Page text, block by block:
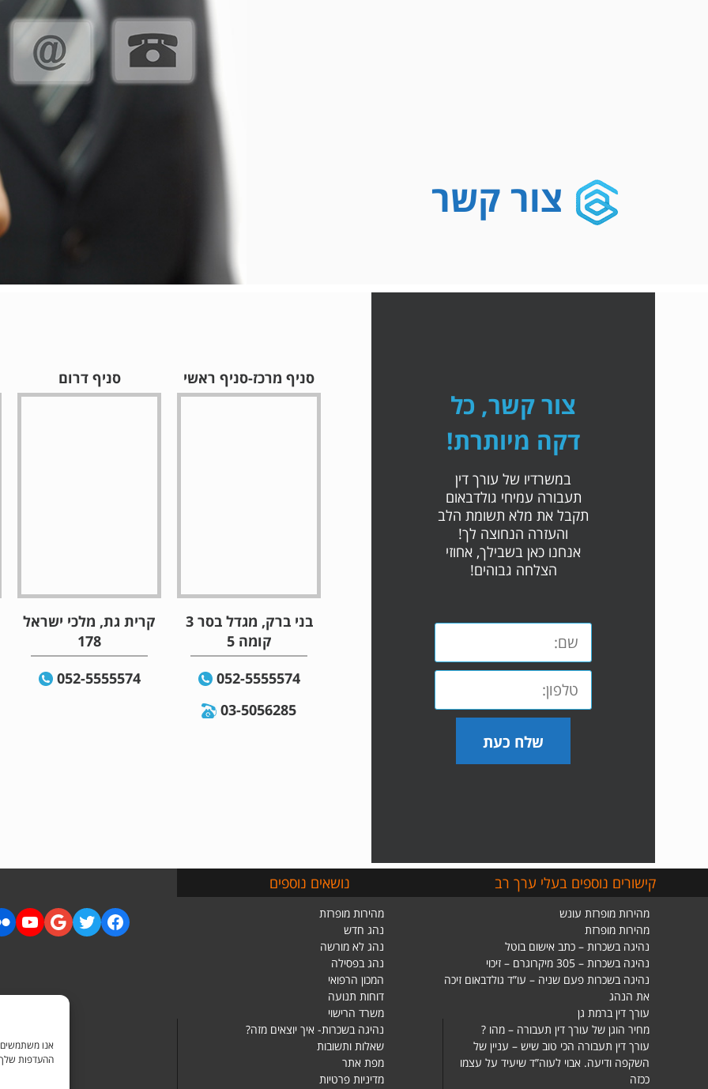
ההעדפות שלך
צור קשר
צור קשר, כל
דקה מיותרת!
במשרדיו של עורך דין
תעבורה עמיחי גולדבאום
תקבל את מלא תשומת הלב
והעזרה הנחוצה לך!
אנחנו כאן בשבילך, אחוזי
הצלחה גבוהים!
שלח כעת
סניף מרכז-סניף ראשי
בני ברק, מגדל בסר 3
קומה 5
052-5555574
03-5056285
סניף דרום
קרית גת, מלכי ישראל
178
052-5555574
קישורים נוספים בעלי ערך רב
מהירות מופרזת עונש
מהירות מופרזת
נהיגה בשכרות – כתב אישום בוטל
נהיגה בשכרות – 305 מיקרוגרם – זיכוי
נהיגה בשכרות פעם שניה – עו”ד גולדבאום זיכה
את הנהג
עורך דין ברמת גן
מחיר הוגן של עורך דין תעבורה – מהו ?
עורך דין תעבורה הכי טוב שיש – עניין של
השקפה ודיעה. אבוי לעוה”ד שיעיד על עצמו
ככזה
נושאים נוספים
מהירות מופרזת
נהג חדש
נהג לא מורשה
נהג בפסילה
המכון הרפואי
דוחות תנועה
משרד הרישוי
נהיגה בשכרות- איך יוצאים מזה?
שאלות ותשובות
מפת אתר
מדיניות פרטיות